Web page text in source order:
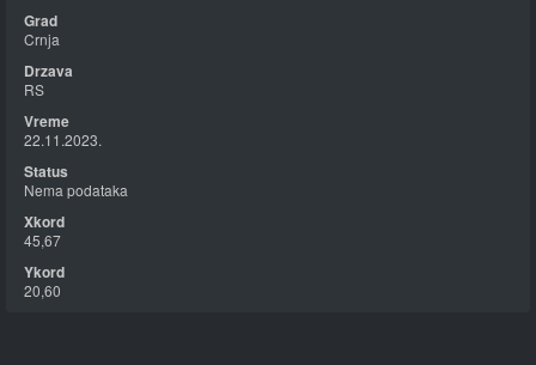
Crnja
RS
22.11.2023.
Nema podataka
45,67
20,60